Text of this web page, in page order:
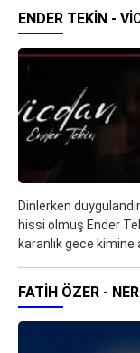
ENDER TEKIN -
Dinlerken
hissi olmuş Ender
karanlık gece kimine
FATIH ÖZER -